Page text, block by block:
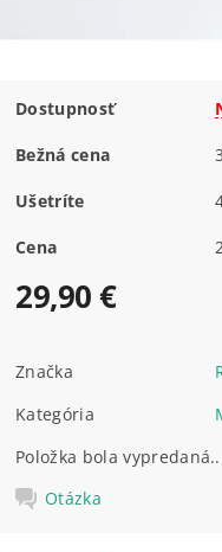
Dostupnosť
Bežná cena
Ušetríte
Cena
29,90 €
Značka
Kategória
Položka bola
Otázka